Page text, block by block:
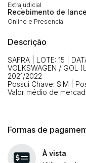
Extrajudicial
Recebimento de
Online e Presencial
Descrição
SAFRA | LOTE: 15 |
VOLKSWAGEN / GOL
2021/2022
Possui Chave: SIM |
Valor médio de
Formas de
À vista